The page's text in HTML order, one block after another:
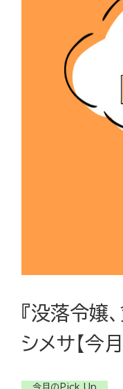
『没落令嬢
シメサ【